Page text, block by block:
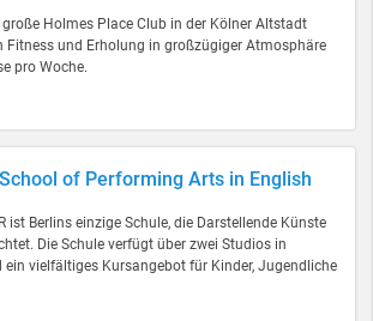
große Holmes Place Club in der Kölner Altstadt
Fitness und Erholung in großzügiger Atmosphäre
pro Woche.
School of Performing Arts in English
ist Berlins einzige Schule, die Darstellende Künste
Die Schule verfügt über zwei Studios in
ein vielfältiges Kursangebot für Kinder, Jugendliche